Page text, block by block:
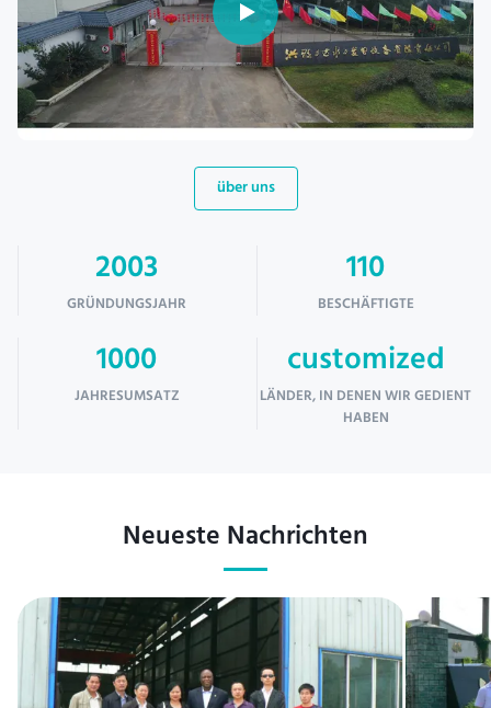
über uns
2003
GRÜNDUNGSJAHR
110
BESCHÄFTIGTE
1000
JAHRESUMSATZ
customized
LÄNDER, IN DENEN WIR GEDIENT
HABEN
Neueste Nachrichten